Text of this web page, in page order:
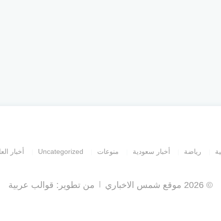
رياضة أخبار سعودية منوعات Uncategorized أخبار
© 2026 موقع شمس الاخباري من تطوير: قوالب عربية